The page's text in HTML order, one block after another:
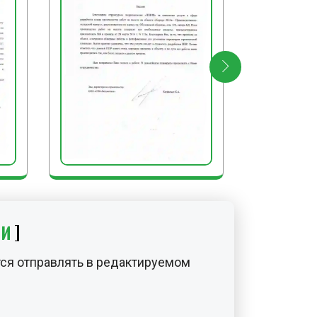
отправлять в редактируемом